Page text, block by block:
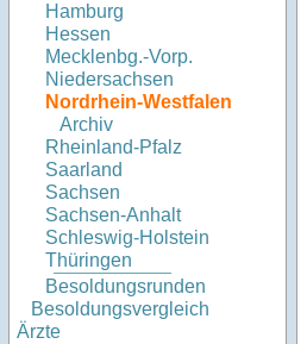
Hamburg
Hessen
Mecklenbg.-Vorp.
Niedersachsen
Nordrhein-Westfalen
Archiv
Rheinland-Pfalz
Saarland
Sachsen
Sachsen-Anhalt
Schleswig-Holstein
Thüringen
Besoldungsrunden
Besoldungsvergleich
Ärzte